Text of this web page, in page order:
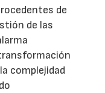
de
de las
complejidad